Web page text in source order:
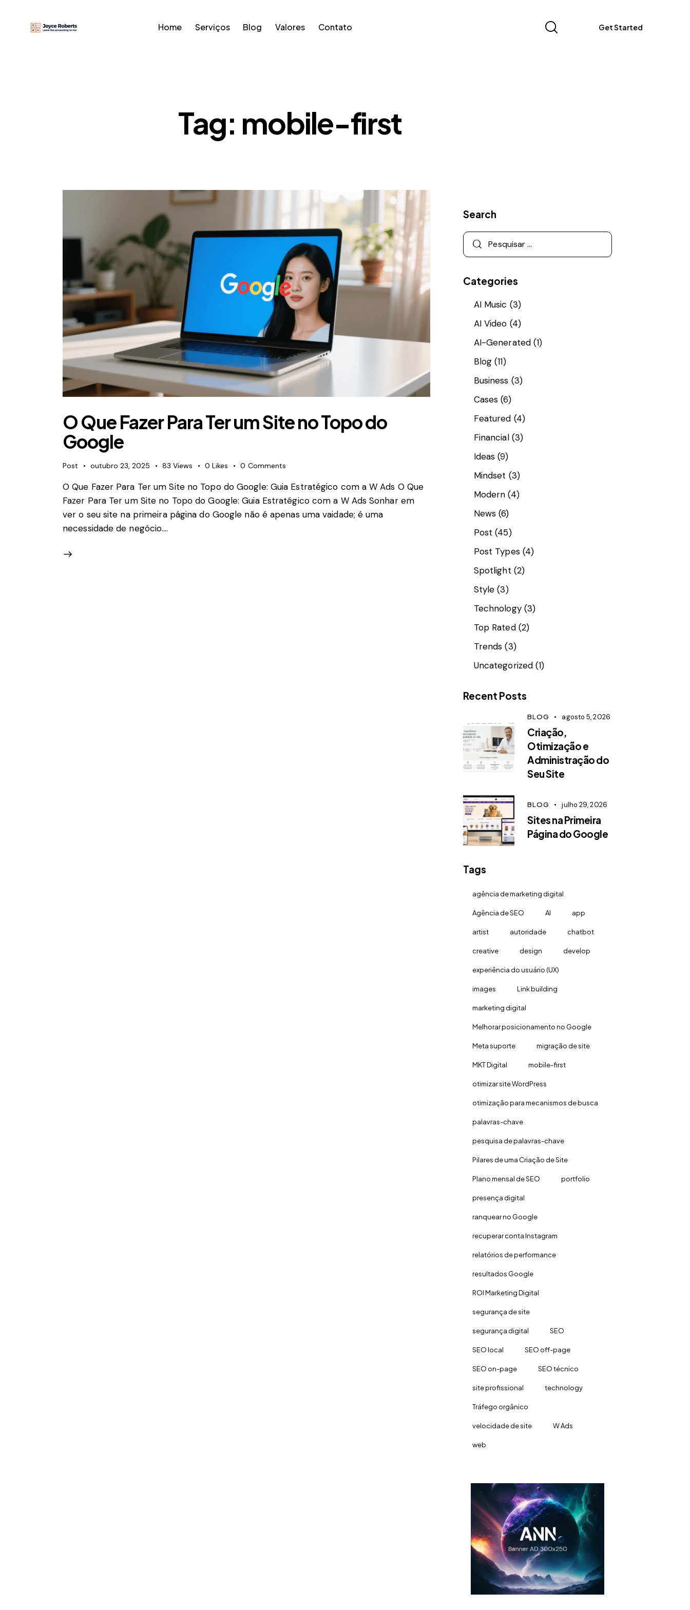
Home Serviços Blog Valores Contato Get Started
Tag: mobile-first
O Que Fazer Para Ter um Site no Topo do
Google
Post outubro 23, 2025 83 Views 0 Likes 0 Comments
O Que Fazer Para Ter um Site no Topo do Google: Guia Estratégico com a W Ads O Que
Fazer Para Ter um Site no Topo do Google: Guia Estratégico com a W Ads Sonhar em
ver o seu site na primeira página do Google não é apenas uma vaidade; é uma
necessidade de negócio.…
Search
Categories
AI Music (3)
AI Video (4)
AI-Generated(1)
Blog (11)
Business (3)
Cases (6)
Featured (4)
Financial(3)
Ideas (9)
Mindset (3)
Modern (4)
News (6)
Post (45)
Post Types(4)
Spotlight (2)
Style (3)
Technology(3)
Top Rated(2)
Trends (3)
Uncategorized (1)
Recent Posts
BLOG agosto 5, 2026
Criação,
Otimização e
Administração do
Seu Site
BLOG julho 29, 2026
Sites na Primeira
Página do Google
Tags
agência de marketing digital
Agência de SEO AI app
artist autoridade chatbot
creative design develop
experiência do usuário (UX)
images Link building
marketing digital
Melhorar posicionamento no Google
Meta suporte migração de site
MKT Digital mobile-first
otimizar site WordPress
otimização para mecanismos de busca
palavras-chave
pesquisa de palavras-chave
Pilares de uma Criação de Site
Plano mensal de SEO portfolio
presença digital
ranquear no Google
recuperar conta Instagram
relatórios de performance
resultados Google
ROI Marketing Digital
segurança de site
segurança digital SEO
SEO local SEO off-page
SEO on-page SEO técnico
site profissional technology
Tráfego orgânico
velocidade de site W Ads
web